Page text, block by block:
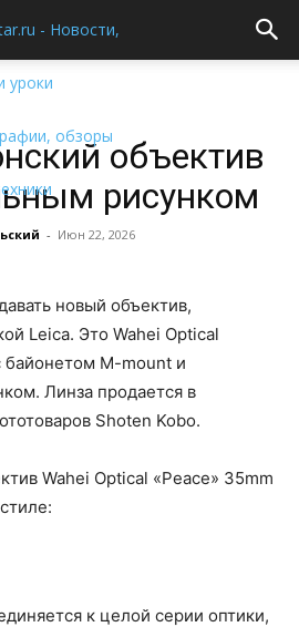
объектив
рисунком
- Июн 22, 2026
новый объектив,
Leica. Это Wahei Optical
байонетом M-mount и
Линза продается в
Shoten Kobo.
Wahei Optical «Peace» 35mm
к целой серии оптики,